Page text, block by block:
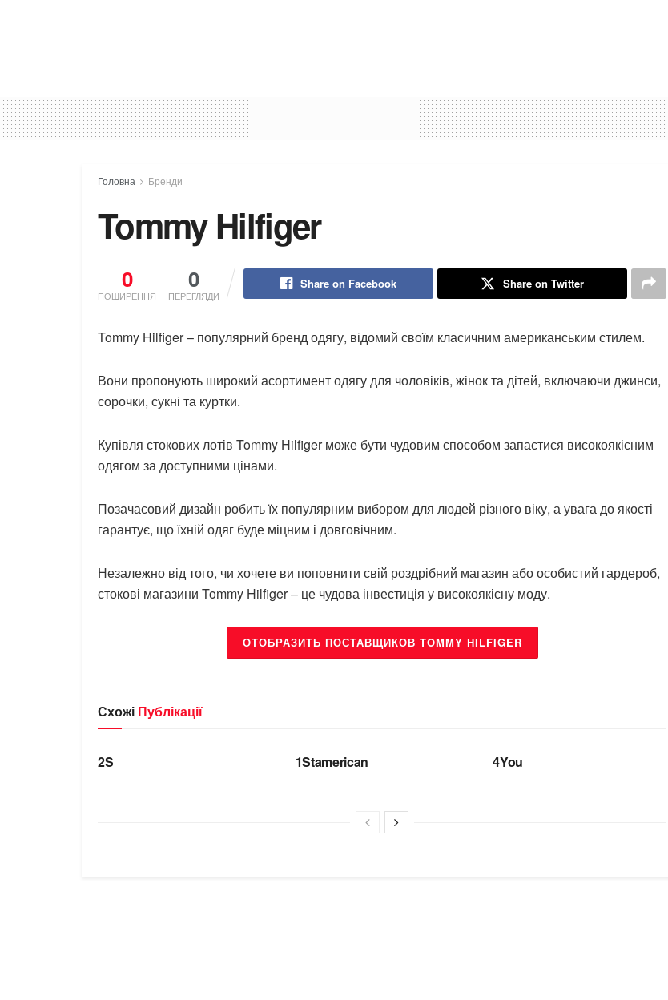
Головна Бренди
Tommy Hilfiger
0
ПОШИРЕННЯ
0
ПЕРЕГЛЯДИ
Share on Facebook Share on Twitter
Tommy Hilfiger – популярний бренд одягу, відомий своїм класичним американським стилем.
Вони пропонують широкий асортимент одягу для чоловіків, жінок та дітей, включаючи джинси,
сорочки, сукні та куртки.
Купівля стокових лотів Tommy Hilfiger може бути чудовим способом запастися високоякісним
одягом за доступними цінами.
Позачасовий дизайн робить їх популярним вибором для людей різного віку, а увага до якості
гарантує, що їхній одяг буде міцним і довговічним.
Незалежно від того, чи хочете ви поповнити свій роздрібний магазин або особистий гардероб,
стокові магазини Tommy Hilfiger – це чудова інвестиція у високоякісну моду.
ОТОБРАЗИТЬ ПОСТАВЩИКОВ TOMMY HILFIGER
Схожі Публікації
БРЕНДИ
2S 1Stamerican 4You